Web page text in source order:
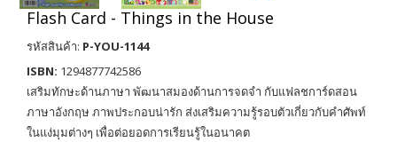
Flash Card - Things in the House
รหัสสินค้า: P-YOU-1144
ISBN: 1294877742586
เสริมทักษะด้านภาษา พัฒนาสมองด้านการจดจำ กับแฟลชการ์ดสอน
ภาษาอังกฤษ ภาพประกอบน่ารัก ส่งเสริมความรู้รอบตัวเกี่ยวกับคำศัพท์
ในแง่มุมต่างๆ เพื่อต่อยอดการเรียนรู้ในอนาคต